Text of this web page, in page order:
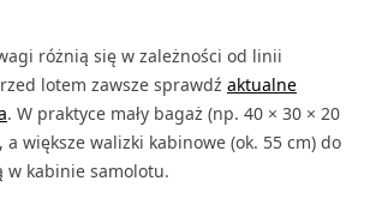
różnią się w zależności od linii
lotem zawsze sprawdź aktualne
. W praktyce mały bagaż (np. 40 × 30 × 20
większe walizki kabinowe (ok. 55 cm) do
w kabinie samolotu.